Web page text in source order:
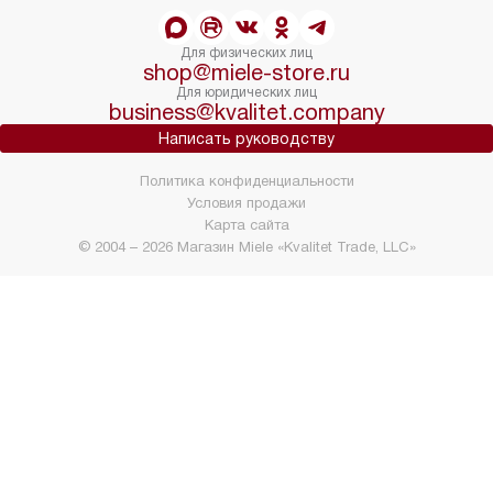
Для физических лиц
shop@miele-store.ru
Для юридических лиц
business@kvalitet.company
Написать руководству
© 2004 – 2026 Магазин Miele «Kvalitet Trade, LLC»
Политика конфиденциальности
Условия продажи
Карта сайта